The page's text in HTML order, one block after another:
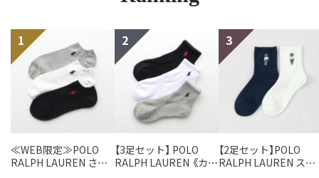
≪WEB限定≫POLO
RALPH LAUREN さら
【3足セット】 POLO
RALPH LAUREN 《カラ
【2足セット】POLO
RALPH LAUREN スタ